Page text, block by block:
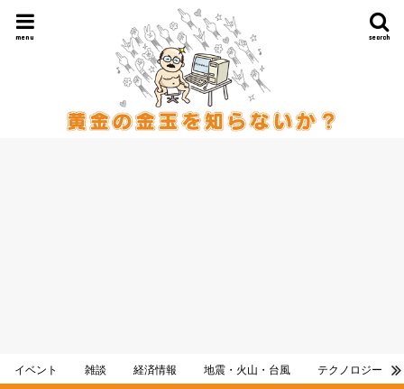
search
menu
イベント 雑談 経済情報 地震・火山・台風 テクノロジー